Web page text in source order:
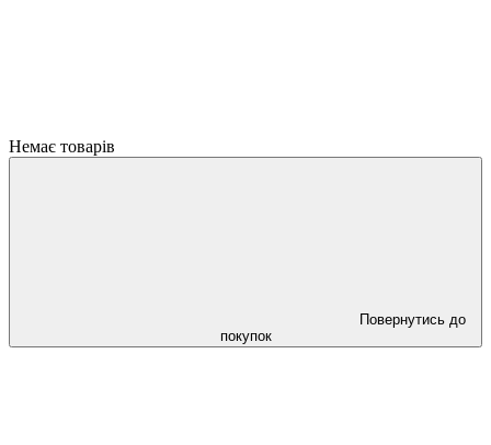
Немає товарів
Повернутись до
покупок